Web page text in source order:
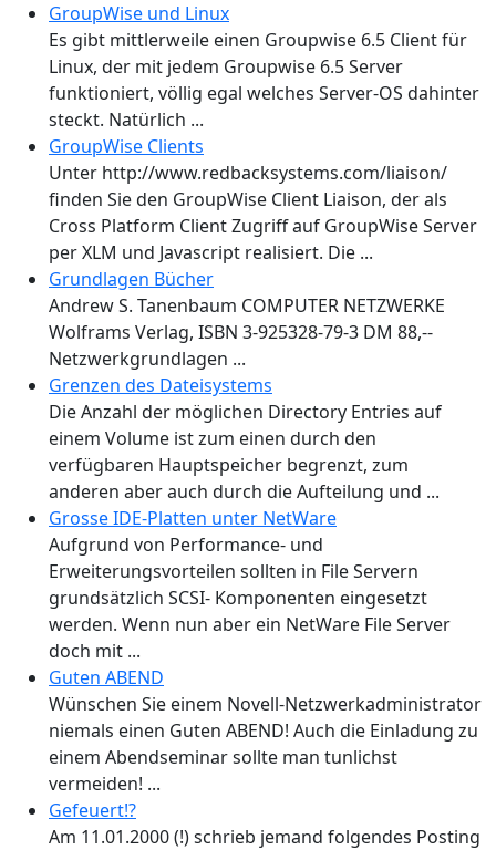
GroupWise und Linux
Es gibt mittlerweile einen Groupwise 6.5 Client für
Linux, der mit jedem Groupwise 6.5 Server
funktioniert, völlig egal welches Server-OS dahinter
steckt. Natürlich ...
GroupWise Clients
Unter http://www.redbacksystems.com/liaison/
finden Sie den GroupWise Client Liaison, der als
Cross Platform Client Zugriff auf GroupWise Server
per XLM und Javascript realisiert. Die ...
Grundlagen Bücher
Andrew S. Tanenbaum COMPUTER NETZWERKE
Wolframs Verlag, ISBN 3-925328-79-3 DM 88,--
Netzwerkgrundlagen ...
Grenzen des Dateisystems
Die Anzahl der möglichen Directory Entries auf
einem Volume ist zum einen durch den
verfügbaren Hauptspeicher begrenzt, zum
anderen aber auch durch die Aufteilung und ...
Grosse IDE-Platten unter NetWare
Aufgrund von Performance- und
Erweiterungsvorteilen sollten in File Servern
grundsätzlich SCSI- Komponenten eingesetzt
werden. Wenn nun aber ein NetWare File Server
doch mit ...
Guten ABEND
Wünschen Sie einem Novell-Netzwerkadministrator
niemals einen Guten ABEND! Auch die Einladung zu
einem Abendseminar sollte man tunlichst
vermeiden! ...
Gefeuert!?
Am 11.01.2000 (!) schrieb jemand folgendes Posting